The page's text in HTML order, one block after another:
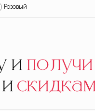
Розовый
и
искидкам